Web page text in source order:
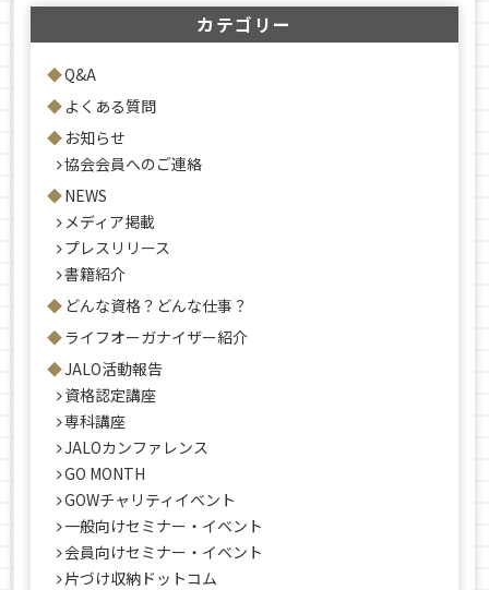
カテゴリー
Q&A
よくある質問
お知らせ
協会会員へのご連絡
NEWS
メディア掲載
プレスリリース
書籍紹介
どんな資格？どんな仕事？
ライフオーガナイザー紹介
JALO活動報告
資格認定講座
専科講座
JALOカンファレンス
GO MONTH
GOWチャリティイベント
一般向けセミナー・イベント
会員向けセミナー・イベント
片づけ収納ドットコム